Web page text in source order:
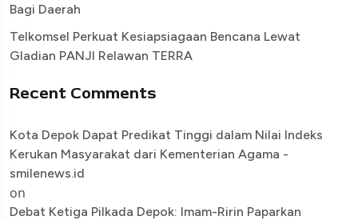
Bagi Daerah
Telkomsel Perkuat Kesiapsiagaan Bencana Lewat
Gladian PANJI Relawan TERRA
Recent Comments
Kota Depok Dapat Predikat Tinggi dalam Nilai Indeks
Kerukan Masyarakat dari Kementerian Agama -
smilenews.id
on
Debat Ketiga Pilkada Depok: Imam-Ririn Paparkan